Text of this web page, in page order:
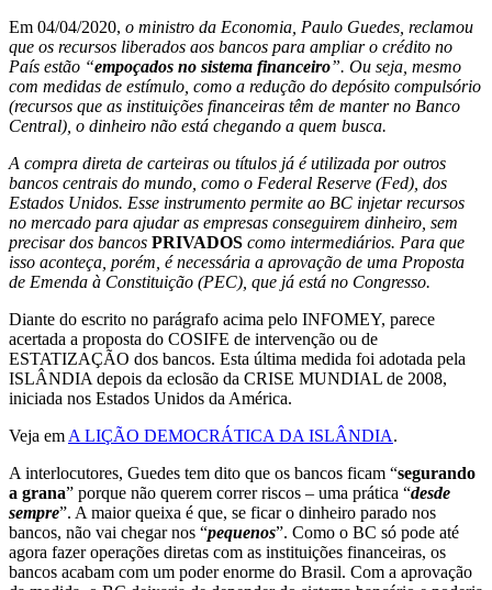
Em 04/04/2020, o ministro da Economia, Paulo Guedes, reclamou
que os recursos liberados aos bancos para ampliar o crédito no
País estão “empoçados no sistema financeiro”. Ou seja, mesmo
com medidas de estímulo, como a redução do depósito compulsório
(recursos que as instituições financeiras têm de manter no Banco
Central), o dinheiro não está chegando a quem busca.
A compra direta de carteiras ou títulos já é utilizada por outros
bancos centrais do mundo, como o Federal Reserve (Fed), dos
Estados Unidos. Esse instrumento permite ao BC injetar recursos
no mercado para ajudar as empresas conseguirem dinheiro, sem
precisar dos bancos PRIVADOS como intermediários. Para que
isso aconteça, porém, é necessária a aprovação de uma Proposta
de Emenda à Constituição (PEC), que já está no Congresso.
Diante do escrito no parágrafo acima pelo INFOMEY, parece
acertada a proposta do COSIFE de intervenção ou de
ESTATIZAÇÃO dos bancos. Esta última medida foi adotada pela
ISLÂNDIA depois da eclosão da CRISE MUNDIAL de 2008,
iniciada nos Estados Unidos da América.
Veja em A LIÇÃO DEMOCRÁTICA DA ISLÂNDIA.
A interlocutores, Guedes tem dito que os bancos ficam “segurando
a grana” porque não querem correr riscos – uma prática “desde
sempre”. A maior queixa é que, se ficar o dinheiro parado nos
bancos, não vai chegar nos “pequenos”. Como o BC só pode até
agora fazer operações diretas com as instituições financeiras, os
bancos acabam com um poder enorme do Brasil. Com a aprovação